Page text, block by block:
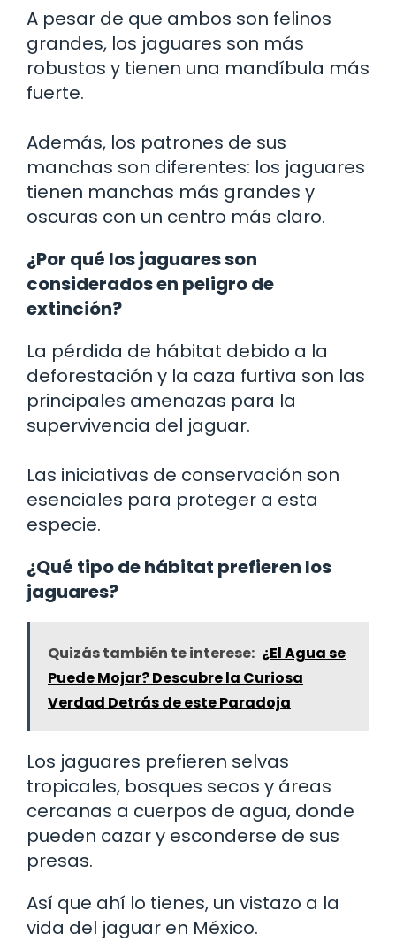
A pesar de que ambos son felinos
grandes, los jaguares son más
robustos y tienen una mandíbula más
fuerte.
Además, los patrones de sus
manchas son diferentes: los jaguares
tienen manchas más grandes y
oscuras con un centro más claro.
¿Por qué los jaguares son
considerados en peligro de
extinción?
La pérdida de hábitat debido a la
deforestación y la caza furtiva son las
principales amenazas para la
supervivencia del jaguar.
Las iniciativas de conservación son
esenciales para proteger a esta
especie.
¿Qué tipo de hábitat prefieren los
jaguares?
Quizás también te interese: ¿El Agua se
Puede Mojar? Descubre la Curiosa
Verdad Detrás de este Paradoja
Los jaguares prefieren selvas
tropicales, bosques secos y áreas
cercanas a cuerpos de agua, donde
pueden cazar y esconderse de sus
presas.
Así que ahí lo tienes, un vistazo a la
vida del jaguar en México.